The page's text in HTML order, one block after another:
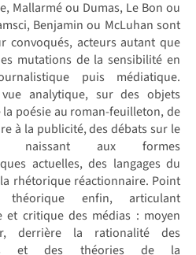
Mallarmé ou Dumas, Le Bon ou
Benjamin ou McLuhan sont
convoqués, acteurs autant que
mutations de la sensibilité en
puis médiatique.
analytique, sur des objets
la poésie au roman-feuilleton, de
à la publicité, des débats sur le
naissant aux formes
actuelles, des langages du
rhétorique réactionnaire. Point
enfin, articulant
et critique des médias : moyen
derrière la rationalité des
et des théories de la